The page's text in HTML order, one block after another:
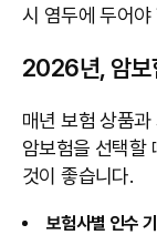
시 염두에 두어야
2026년, 암보
매년 보험 상품
암보험을 선택할
것이 좋습니다.
보험사별 인수